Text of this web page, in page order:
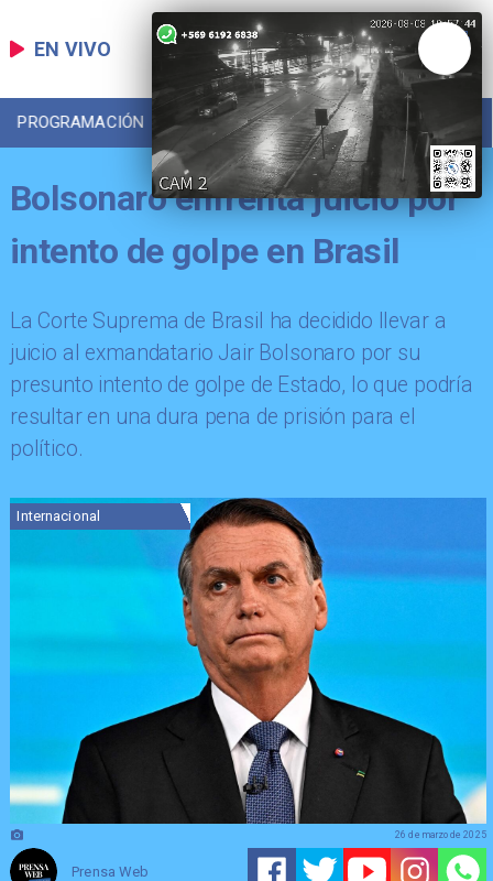
EN VIVO
PROGRAMACIÓN LOCAL DEPORTES
Bolsonaro enfrenta juicio por
intento de golpe en Brasil
La Corte Suprema de Brasil ha decidido llevar a
juicio al exmandatario Jair Bolsonaro por su
presunto intento de golpe de Estado, lo que podría
resultar en una dura pena de prisión para el
político.
Internacional
Prensa Web
26 de marzo de 2025